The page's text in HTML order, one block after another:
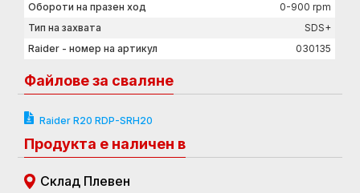
Обороти на празен ход
0-900 rpm
Тип на захвата
SDS+
Raider - номер на артикул
030135
Файлове за сваляне
Raider R20 RDP-SRH20
Продукта е наличен в
Склад Плевен